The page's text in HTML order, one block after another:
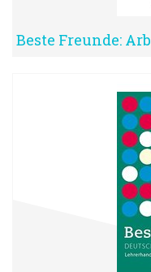
Beste Freunde: